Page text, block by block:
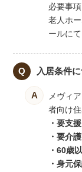
必要事
老人ホ
ールに
入居条件
メヴィ
者向け
・要支援
・要介護
・60歳
・身元